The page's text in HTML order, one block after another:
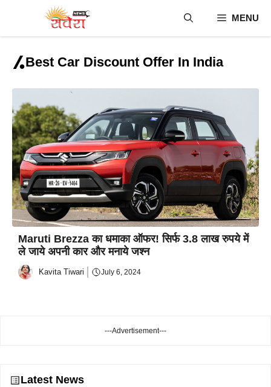
content
MENU
Best Car Discount Offer In India
Maruti Brezza का धमाका ऑफर! सिर्फ 3.8 लाख रुपये में
ले जाये अपनी कार और मनाये जश्न
Kavita Tiwari July 6, 2024
---Advertisement---
Latest News